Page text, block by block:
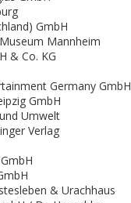
GmbH
Mannheim
& Co. KG
Germany GmbH
GmbH
Umwelt
Verlag
& Urachhaus